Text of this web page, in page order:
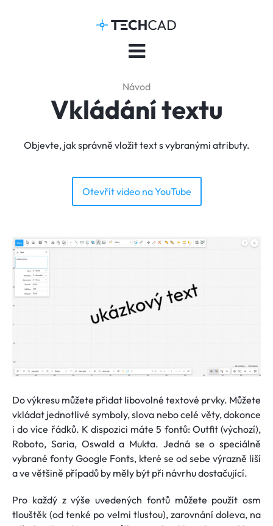
Návod
Vkládání textu
Objevte, jak správně vložit text s vybranými atributy.
Otevřít video na YouTube
Do výkresu můžete přidat libovolné textové prvky. Můžete
vkládat jednotlivé symboly, slova nebo celé věty, dokonce
i do více řádků. K dispozici máte 5 fontů: Outfit (výchozí),
Roboto, Saria, Oswald a Mukta. Jedná se o speciálně
vybrané fonty Google Fonts, které se od sebe výrazně liší
a ve většině případů by měly být při návrhu dostačující.
Pro každý z výše uvedených fontů můžete použít osm
tlouštěk (od tenké po velmi tlustou), zarovnání doleva, na